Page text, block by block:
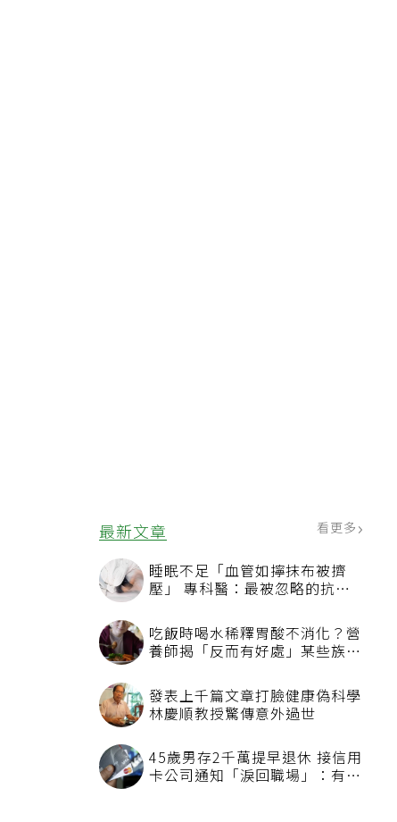
最新文章 看更多
睡眠不足「血管如擰抹布被擠
壓」 專科醫：最被忽略的抗老
吃飯時喝水稀釋胃酸不消化？營
養師揭「反而有好處」某些族群
發表上千篇文章打臉健康偽科學
林慶順教授驚傳意外過世
45歲男存2千萬提早退休 接信用
卡公司通知「淚回職場」：有錢